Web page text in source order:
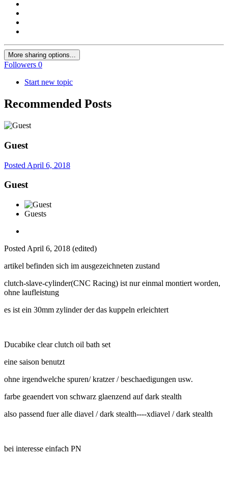
More sharing options...
Followers 0
Start new topic
Recommended Posts
Guest
Posted April 6, 2018
Guest
Guests
Posted April 6, 2018 (edited)
artikel befinden sich im ausgezeichneten zustand
clutch-slave-cylinder(CNC Racing) ist nur einmal montiert worden,
ohne laufleistung
es ist ein 30mm zylinder der das kuppeln erleichtert
Ducabike clear clutch oil bath set
eine saison benutzt
ohne irgendwelche spuren/ kratzer / beschaedigungen usw.
farbe geaendert von schwarz glaenzend auf dark stealth
also passend fuer alle diavel / dark stealth----xdiavel / dark stealth
bei interesse einfach PN